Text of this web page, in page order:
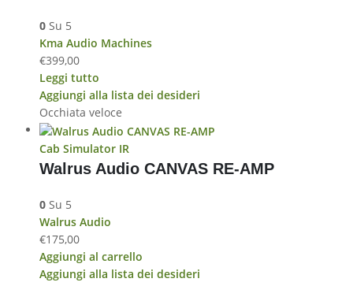
0Su 5
Kma Audio Machines
€399,00
Leggi tutto
Aggiungi alla lista dei desideri
Occhiata veloce
Cab Simulator IR
Walrus Audio CANVAS RE-AMP
0Su 5
Walrus Audio
€175,00
Aggiungi al carrello
Aggiungi alla lista dei desideri